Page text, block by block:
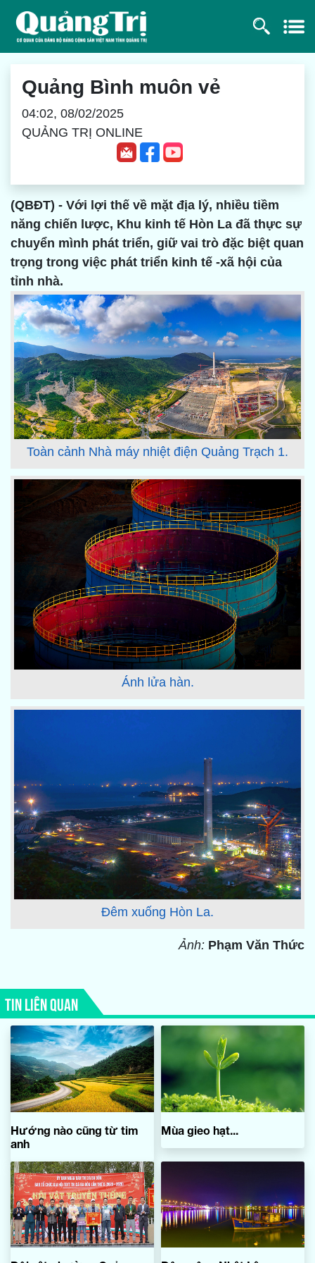
Quảng Bình muôn vẻ
04:02, 08/02/2025
QUẢNG TRỊ ONLINE
(QBĐT) - Với lợi thế về mặt địa lý, nhiều tiềm
năng chiến lược, Khu kinh tế Hòn La đã thực sự
chuyển mình phát triển, giữ vai trò đặc biệt quan
trọng trong việc phát triển kinh tế -xã hội của
tỉnh nhà.
Toàn cảnh Nhà máy nhiệt điện Quảng Trạch 1.
Ánh lửa hàn.
Đêm xuống Hòn La.
Ảnh: Phạm Văn Thức
TIN LIÊN QUAN
Hướng nào cũng từ tim
anh
Mùa gieo hạt...